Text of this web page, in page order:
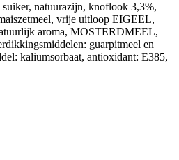
natuurazijn, knoflook 3,3%,
vrije uitloop EIGEEL,
aroma, MOSTERDMEEL,
guarpitmeel en
kaliumsorbaat, antioxidant: E385,